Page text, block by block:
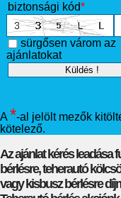
biztonsági kód*
sürgősen várom az
ajánlatokat
A *-al jelölt mezők
kötelező.
Az ajánlat kérés leadása
bérlésre, teherautó
vagy kisbusz bérlésre